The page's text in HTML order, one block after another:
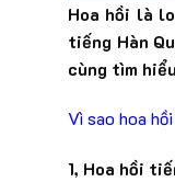
Hoa hồi là
tiếng Hàn
cùng tìm
Vì sao hoa
1, Hoa hồi